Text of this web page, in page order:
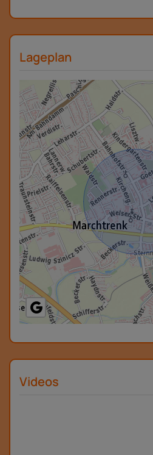
Lageplan
Videos